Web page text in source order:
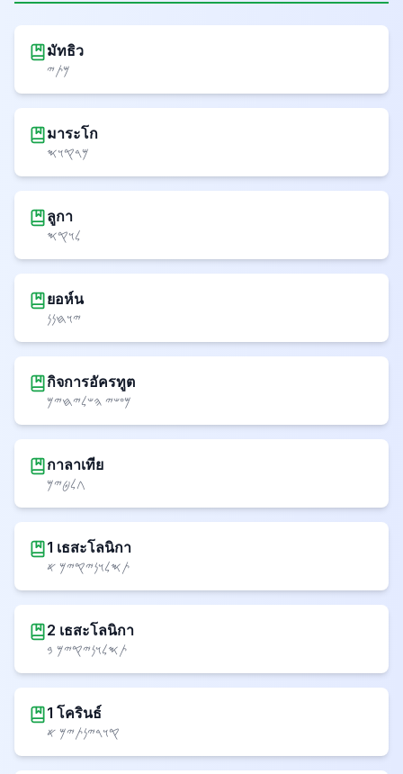
มัทธิว
𐤌𐤕𐤉
มาระโก
𐤌𐤓𐤒𐤅𐤎
ลูกา
𐤋𐤅𐤒𐤎
ยอห์น
𐤉𐤅𐤇𐤍𐤍
กิจการอัครทูต
𐤌𐤏𐤔𐤉 𐤄𐤔𐤋𐤉𐤇𐤉𐤌
กาลาเทีย
𐤂𐤋𐤈𐤉𐤌
1 เธสะโลนิกา
𐤕𐤎𐤋𐤅𐤍𐤉𐤒𐤉𐤌 𐤀
2 เธสะโลนิกา
𐤕𐤎𐤋𐤅𐤍𐤉𐤒𐤉𐤌 𐤁
1 โครินธ์
𐤒𐤅𐤓𐤉𐤍𐤕𐤉𐤌 𐤀